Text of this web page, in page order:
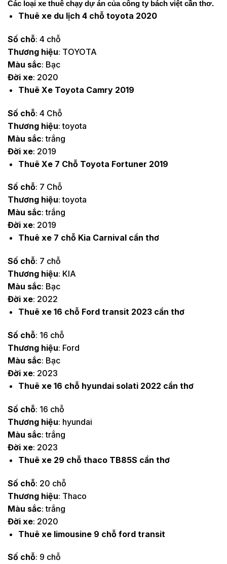
Các loại xe thuê chạy dự án của công ty bách việt cần thơ.
Thuê xe du lịch 4 chỗ toyota 2020
Số chỗ: 4 chỗ
Thương hiệu: TOYOTA
Màu sắc: Bạc
Đời xe: 2020
Thuê Xe Toyota Camry 2019
Số chỗ: 4 Chỗ
Thương hiệu: toyota
Màu sắc: trắng
Đời xe: 2019
Thuê Xe 7 Chỗ Toyota Fortuner 2019
Số chỗ: 7 Chỗ
Thương hiệu: toyota
Màu sắc: trắng
Đời xe: 2019
Thuê xe 7 chỗ Kia Carnival cần thơ
Số chỗ: 7 chỗ
Thương hiệu: KIA
Màu sắc: Bạc
Đời xe: 2022
Thuê xe 16 chỗ Ford transit 2023 cần thơ
Số chỗ: 16 chỗ
Thương hiệu: Ford
Màu sắc: Bạc
Đời xe: 2023
Thuê xe 16 chỗ hyundai solati 2022 cần thơ
Số chỗ: 16 chỗ
Thương hiệu: hyundai
Màu sắc: trắng
Đời xe: 2023
Thuê xe 29 chỗ thaco TB85S cần thơ
Số chỗ: 20 chỗ
Thương hiệu: Thaco
Màu sắc: trắng
Đời xe: 2020
Thuê xe limousine 9 chỗ ford transit
Số chỗ: 9 chỗ